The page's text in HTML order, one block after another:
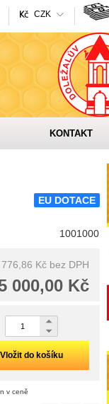
CZK
KONTAKT
EU DOTACE
1001000
Kč bez DPH
000,00 Kč
Vložit do košíku
v ceně